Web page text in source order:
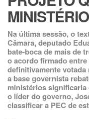
Na última sessão, o
Câmara, deputado
bate-boca de mais de
o acordo firmado
definitivamente
a base governista
ministérios significaria
o líder do governo,
classificar a PEC de